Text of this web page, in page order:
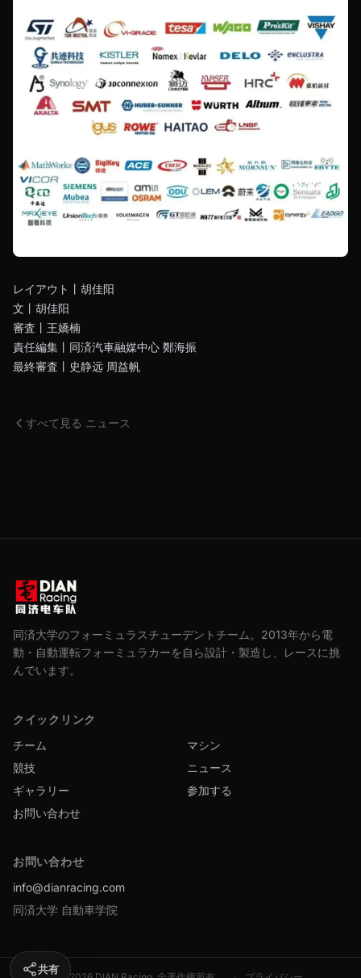
共有
レイアウト丨胡佳阳
文丨胡佳阳
審査丨王嬌楠
責任編集丨同済汽車融媒中心 鄭海振
最終審査丨史静远 周益帆
すべて見る ニュース
同済大学のフォーミュラスチューデントチーム。2013年から電
動・自動運転フォーミュラカーを自ら設計・製造し、レースに挑
んでいます。
クイックリンク
チーム
マシン
競技
ニュース
ギャラリー
参加する
お問い合わせ
お問い合わせ
info@dianracing.com
同済大学 自動車学院